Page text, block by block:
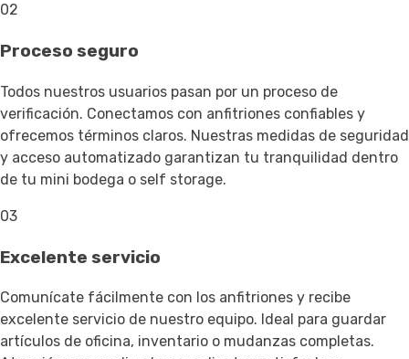
02
Proceso seguro
Todos nuestros usuarios pasan por un proceso de
verificación. Conectamos con anfitriones confiables y
ofrecemos términos claros. Nuestras medidas de seguridad
y acceso automatizado garantizan tu tranquilidad dentro
de tu mini bodega o self storage.
03
Excelente servicio
Comunícate fácilmente con los anfitriones y recibe
excelente servicio de nuestro equipo. Ideal para guardar
artículos de oficina, inventario o mudanzas completas.